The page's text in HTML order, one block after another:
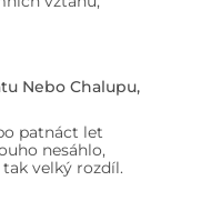
Nebo Chalupu,
patnáct let
nesáhlo,
velký rozdíl.